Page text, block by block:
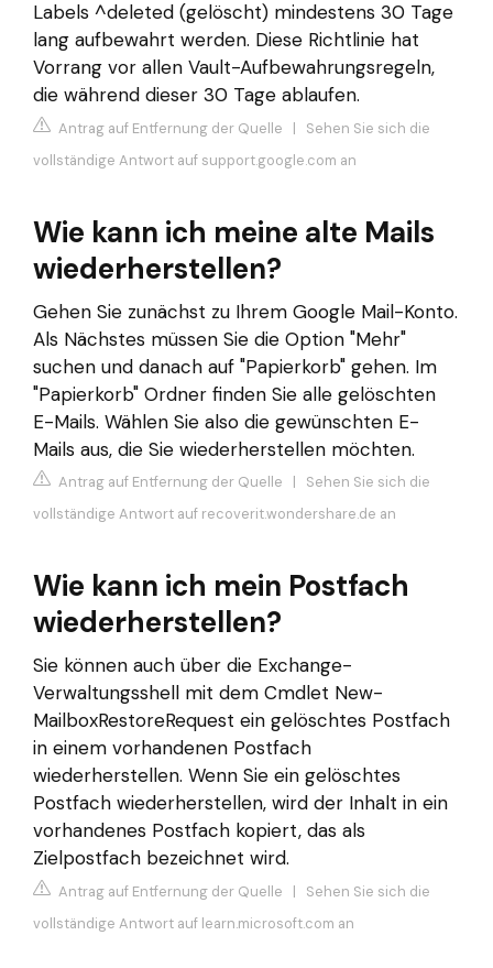
Labels ^deleted (gelöscht) mindestens 30 Tage
lang aufbewahrt werden. Diese Richtlinie hat
Vorrang vor allen Vault-Aufbewahrungsregeln,
die während dieser 30 Tage ablaufen.
Antrag auf Entfernung der Quelle | Sehen Sie sich die
vollständige Antwort auf support.google.com an
Wie kann ich meine alte Mails
wiederherstellen?
Gehen Sie zunächst zu Ihrem Google Mail-Konto.
Als Nächstes müssen Sie die Option "Mehr"
suchen und danach auf "Papierkorb" gehen. Im
"Papierkorb" Ordner finden Sie alle gelöschten
E-Mails. Wählen Sie also die gewünschten E-
Mails aus, die Sie wiederherstellen möchten.
Antrag auf Entfernung der Quelle | Sehen Sie sich die
vollständige Antwort auf recoverit.wondershare.de an
Wie kann ich mein Postfach
wiederherstellen?
Sie können auch über die Exchange-
Verwaltungsshell mit dem Cmdlet New-
MailboxRestoreRequest ein gelöschtes Postfach
in einem vorhandenen Postfach
wiederherstellen. Wenn Sie ein gelöschtes
Postfach wiederherstellen, wird der Inhalt in ein
vorhandenes Postfach kopiert, das als
Zielpostfach bezeichnet wird.
Antrag auf Entfernung der Quelle | Sehen Sie sich die
vollständige Antwort auf learn.microsoft.com an